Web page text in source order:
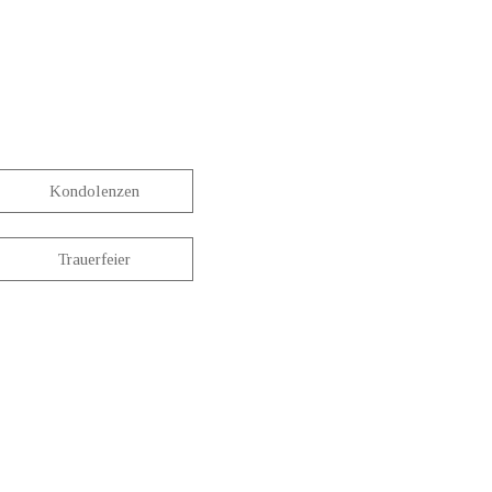
Kondolenzen
Trauerfeier